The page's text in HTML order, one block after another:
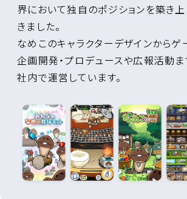
界において独自のポジションを築き
きました。
なめこのキャラクターデザインからゲ
企画開発・プロデュースや広報活動ま
社内で運営しています。